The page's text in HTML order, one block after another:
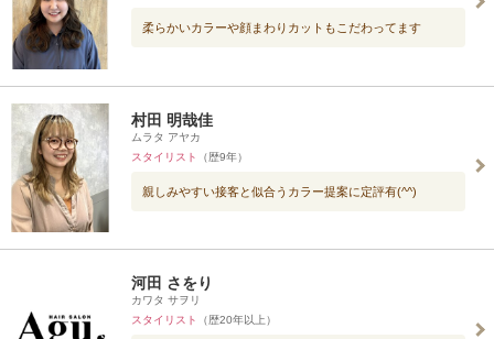
柔らかいカラーや顔まわりカットもこだわってます
村田 明哉佳
ムラタ アヤカ
スタイリスト
（歴9年）
親しみやすい接客と似合うカラー提案に定評有(^^)
河田 さをり
カワタ サヲリ
スタイリスト
（歴20年以上）